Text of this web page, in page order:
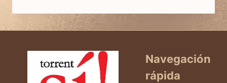
INJUSTICIA?
LA
TE
CUENTAN
Navegación
rápida